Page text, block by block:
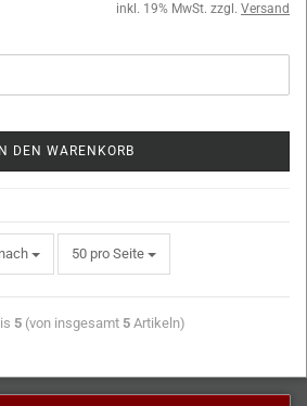
inkl. 19% MwSt. zzgl. Versand
IN DEN WARENKORB
50 pro Seite
5(von insgesamt 5Artikeln)